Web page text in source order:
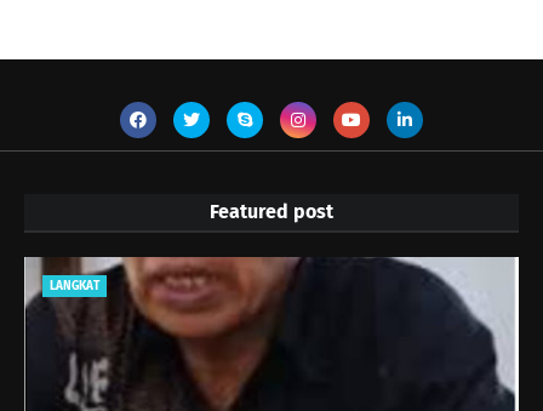
Featured post
LANGKAT